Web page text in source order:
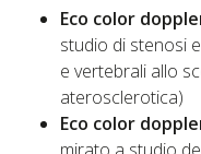
Eco color
studio di stenosi
e vertebrali allo
aterosclerotica)
Eco color